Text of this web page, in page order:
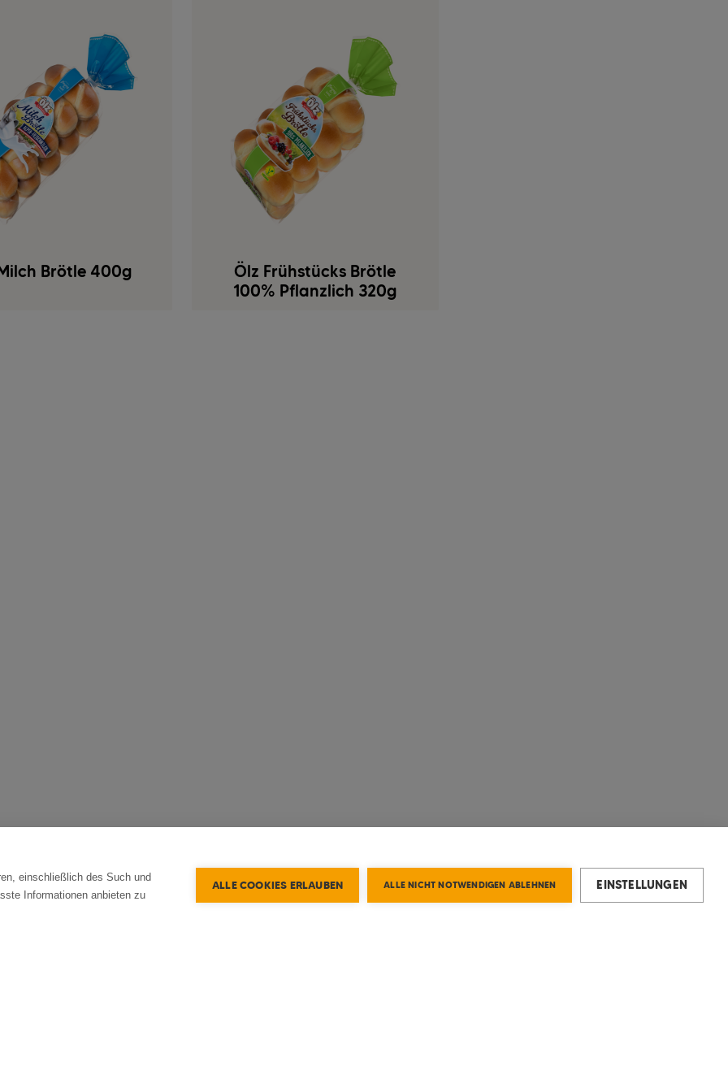
Brötle 400g
Ölz Frühstücks Brötle
100% Pflanzlich 320g
einschließlich des Such und
Informationen anbieten zu
ALLE COOKIES ERLAUBEN ALLE NICHT NOTWENDIGEN ABLEHNEN EINSTELLUNGEN